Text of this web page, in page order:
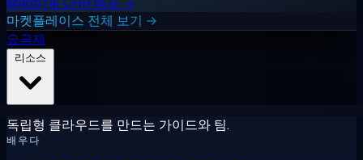
마켓플레이스 전체 보기 →
요금제
독립형 클라우드를 만드는 가이드와 팀.
배우다